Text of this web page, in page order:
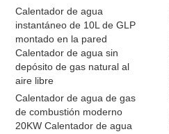
Calentador de agua
instantáneo de 10L de GLP
montado en la pared
Calentador de agua sin
depósito de gas natural al
aire libre
Calentador de agua de gas
de combustión moderno
20KW Calentador de agua